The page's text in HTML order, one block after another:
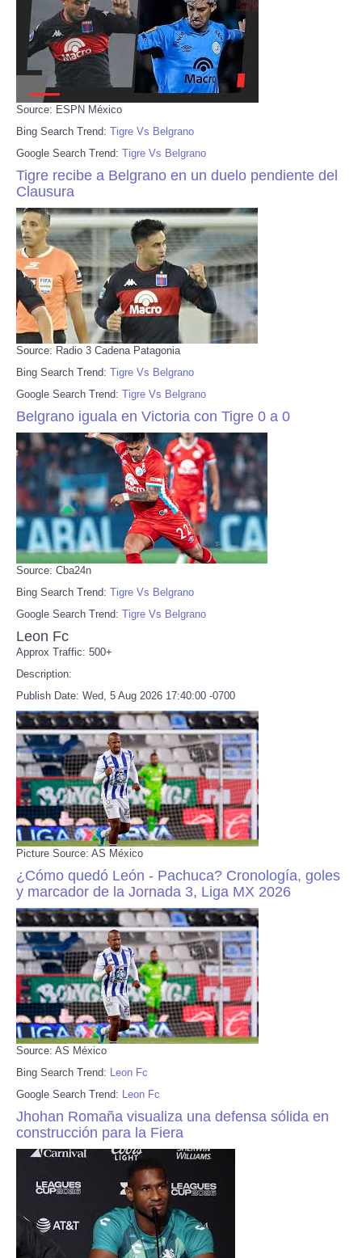
Source: ESPN México
Bing Search Trend: Tigre Vs Belgrano
Google Search Trend: Tigre Vs Belgrano
Tigre recibe a Belgrano en un duelo pendiente del
Clausura
Source: Radio 3 Cadena Patagonia
Bing Search Trend: Tigre Vs Belgrano
Google Search Trend: Tigre Vs Belgrano
Belgrano iguala en Victoria con Tigre 0 a 0
Source: Cba24n
Bing Search Trend: Tigre Vs Belgrano
Google Search Trend: Tigre Vs Belgrano
Leon Fc
Approx Traffic: 500+
Description:
Publish Date: Wed, 5 Aug 2026 17:40:00 -0700
Picture Source: AS México
¿Cómo quedó León - Pachuca? Cronología, goles
y marcador de la Jornada 3, Liga MX 2026
Source: AS México
Bing Search Trend: Leon Fc
Google Search Trend: Leon Fc
Jhohan Romaña visualiza una defensa sólida en
construcción para la Fiera